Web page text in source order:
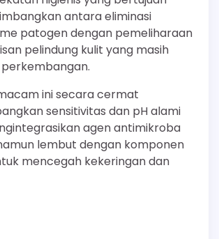
antara eliminasi
patogen dengan pemeliharaan
pelindung kulit yang masih
ini secara cermat
sensitivitas dan pH alami
agen antimikroba
lembut dengan komponen
mencegah kekeringan dan